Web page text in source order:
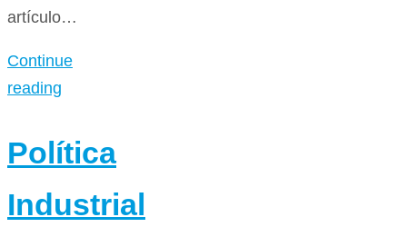
artículo…
Continue
reading
Política
Industrial